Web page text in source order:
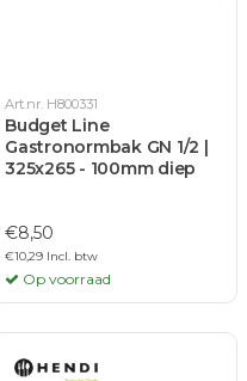
Art.nr. H800331
Budget Line
Gastronormbak GN 1/2 |
325x265 - 100mm diep
€8,50
€10,29 Incl. btw
Op voorraad